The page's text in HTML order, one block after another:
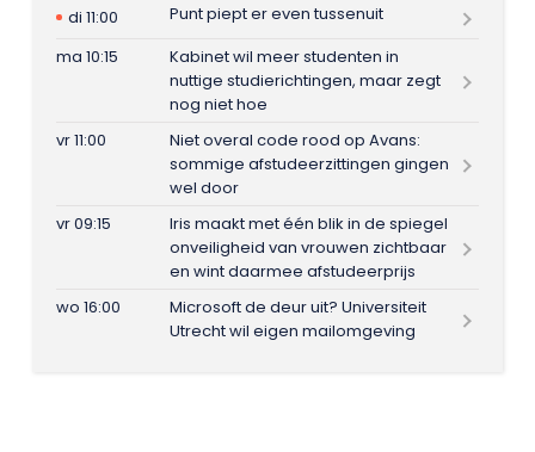
di 11:00
Punt piept er even tussenuit
ma 10:15
Kabinet wil meer studenten in
nuttige studierichtingen, maar zegt
nog niet hoe
vr 11:00
Niet overal code rood op Avans:
sommige afstudeerzittingen gingen
wel door
vr 09:15
Iris maakt met één blik in de spiegel
onveiligheid van vrouwen zichtbaar
en wint daarmee afstudeerprijs
wo 16:00
Microsoft de deur uit? Universiteit
Utrecht wil eigen mailomgeving